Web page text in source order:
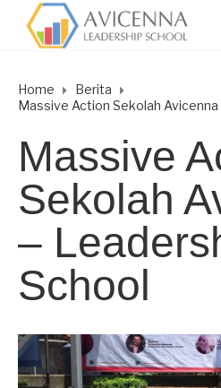
Home
Berita
Massive Action Sekolah
Massive
Sekolah
–
School